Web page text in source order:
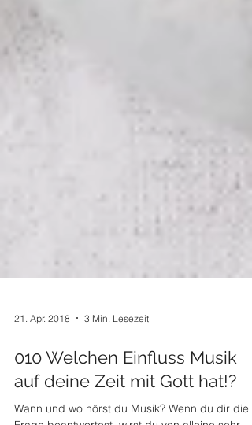
21. Apr. 2018 3 Min. Lesezeit
010 Welchen Einfluss Musik